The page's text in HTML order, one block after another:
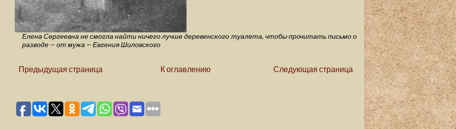
Елена Сергеевна не смогла найти ничего лучше деревенского туалета, чтобы прочитать письмо о
разводе — от мужа — Евгения Шиловского
Предыдущая страница К оглавлению Следующая страница